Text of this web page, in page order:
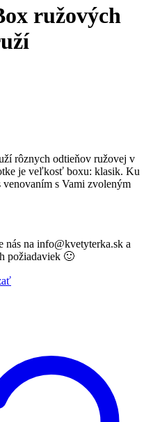
ružových
rôznych odtieňov ružovej v
je veľkosť boxu: klasik. Ku
s Vami zvoleným
nás na info@kvetyterka.sk a
požiadaviek 🙂